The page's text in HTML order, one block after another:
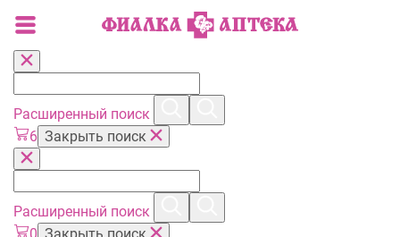
Расширенный поиск
6 Закрыть поиск
Расширенный поиск